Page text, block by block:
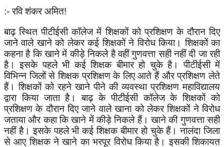
:- रवि शंकर अमित!
बाढ़ स्थित पीटीईसी कॉलेज में शिक्षकों को प्रशिक्षण के दौरान दिए
जाने वाले खाने को लेकर कई शिक्षकों ने विरोध किया। शिक्षकों का
कहना है कि खाने में कीड़े निकले है वहीं गुणवत्ता सही नहीं दी जा रही
है। इसके पहले भी कई शिक्षक बीमार हो चुके है। पीटीईसी में
विभिन्न जिलों से शिक्षक प्रशिक्षण के लिए आते हैं और प्रशिक्षण लेते
हैं। शिक्षकों को रहने खाने पीने की व्यवस्था प्रशिक्षण महाविद्यालय
द्वारा किया जाता है। बाढ़ के पीटीईसी कॉलेज के शिक्षकों को
प्रशिक्षण के दौरान दिए जाने वाले खाना को लेकर शिक्षकों ने विरोध
जताया और कहा कि खाने में कीड़े निकले हैं। खाने की गुणवत्ता सही
नहीं है। इसके पहले भी कई शिक्षक बीमार हो चुके हैं। नालंदा जिला
से आए शिक्षक ने खाने का भरपूर विरोध किया है। इसकी शिकायत